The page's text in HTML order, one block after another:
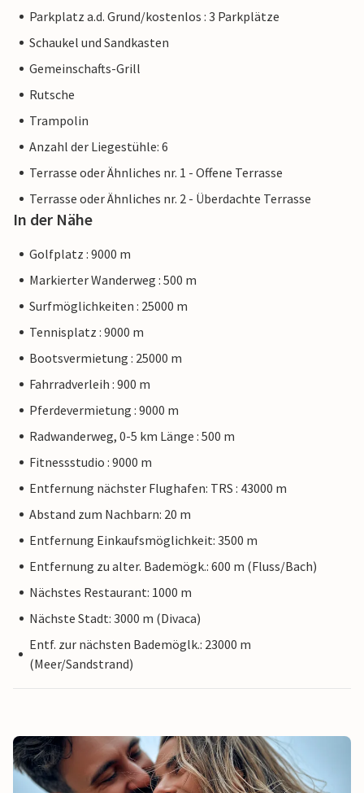
Parkplatz a.d. Grund/kostenlos : 3 Parkplätze
Schaukel und Sandkasten
Gemeinschafts-Grill
Rutsche
Trampolin
Anzahl der Liegestühle: 6
Terrasse oder Ähnliches nr. 1 - Offene Terrasse
Terrasse oder Ähnliches nr. 2 - Überdachte Terrasse
In der Nähe
Golfplatz : 9000 m
Markierter Wanderweg : 500 m
Surfmöglichkeiten : 25000 m
Tennisplatz : 9000 m
Bootsvermietung : 25000 m
Fahrradverleih : 900 m
Pferdevermietung : 9000 m
Radwanderweg, 0-5 km Länge : 500 m
Fitnessstudio : 9000 m
Entfernung nächster Flughafen: TRS : 43000 m
Abstand zum Nachbarn: 20 m
Entfernung Einkaufsmöglichkeit: 3500 m
Entfernung zu alter. Bademögk.: 600 m (Fluss/Bach)
Nächstes Restaurant: 1000 m
Nächste Stadt: 3000 m (Divaca)
Entf. zur nächsten Bademöglk.: 23000 m
(Meer/Sandstrand)